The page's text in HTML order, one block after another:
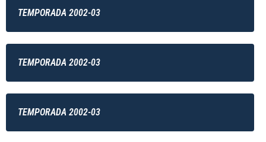
TEMPORADA 2002-03
TEMPORADA 2002-03
TEMPORADA 2002-03